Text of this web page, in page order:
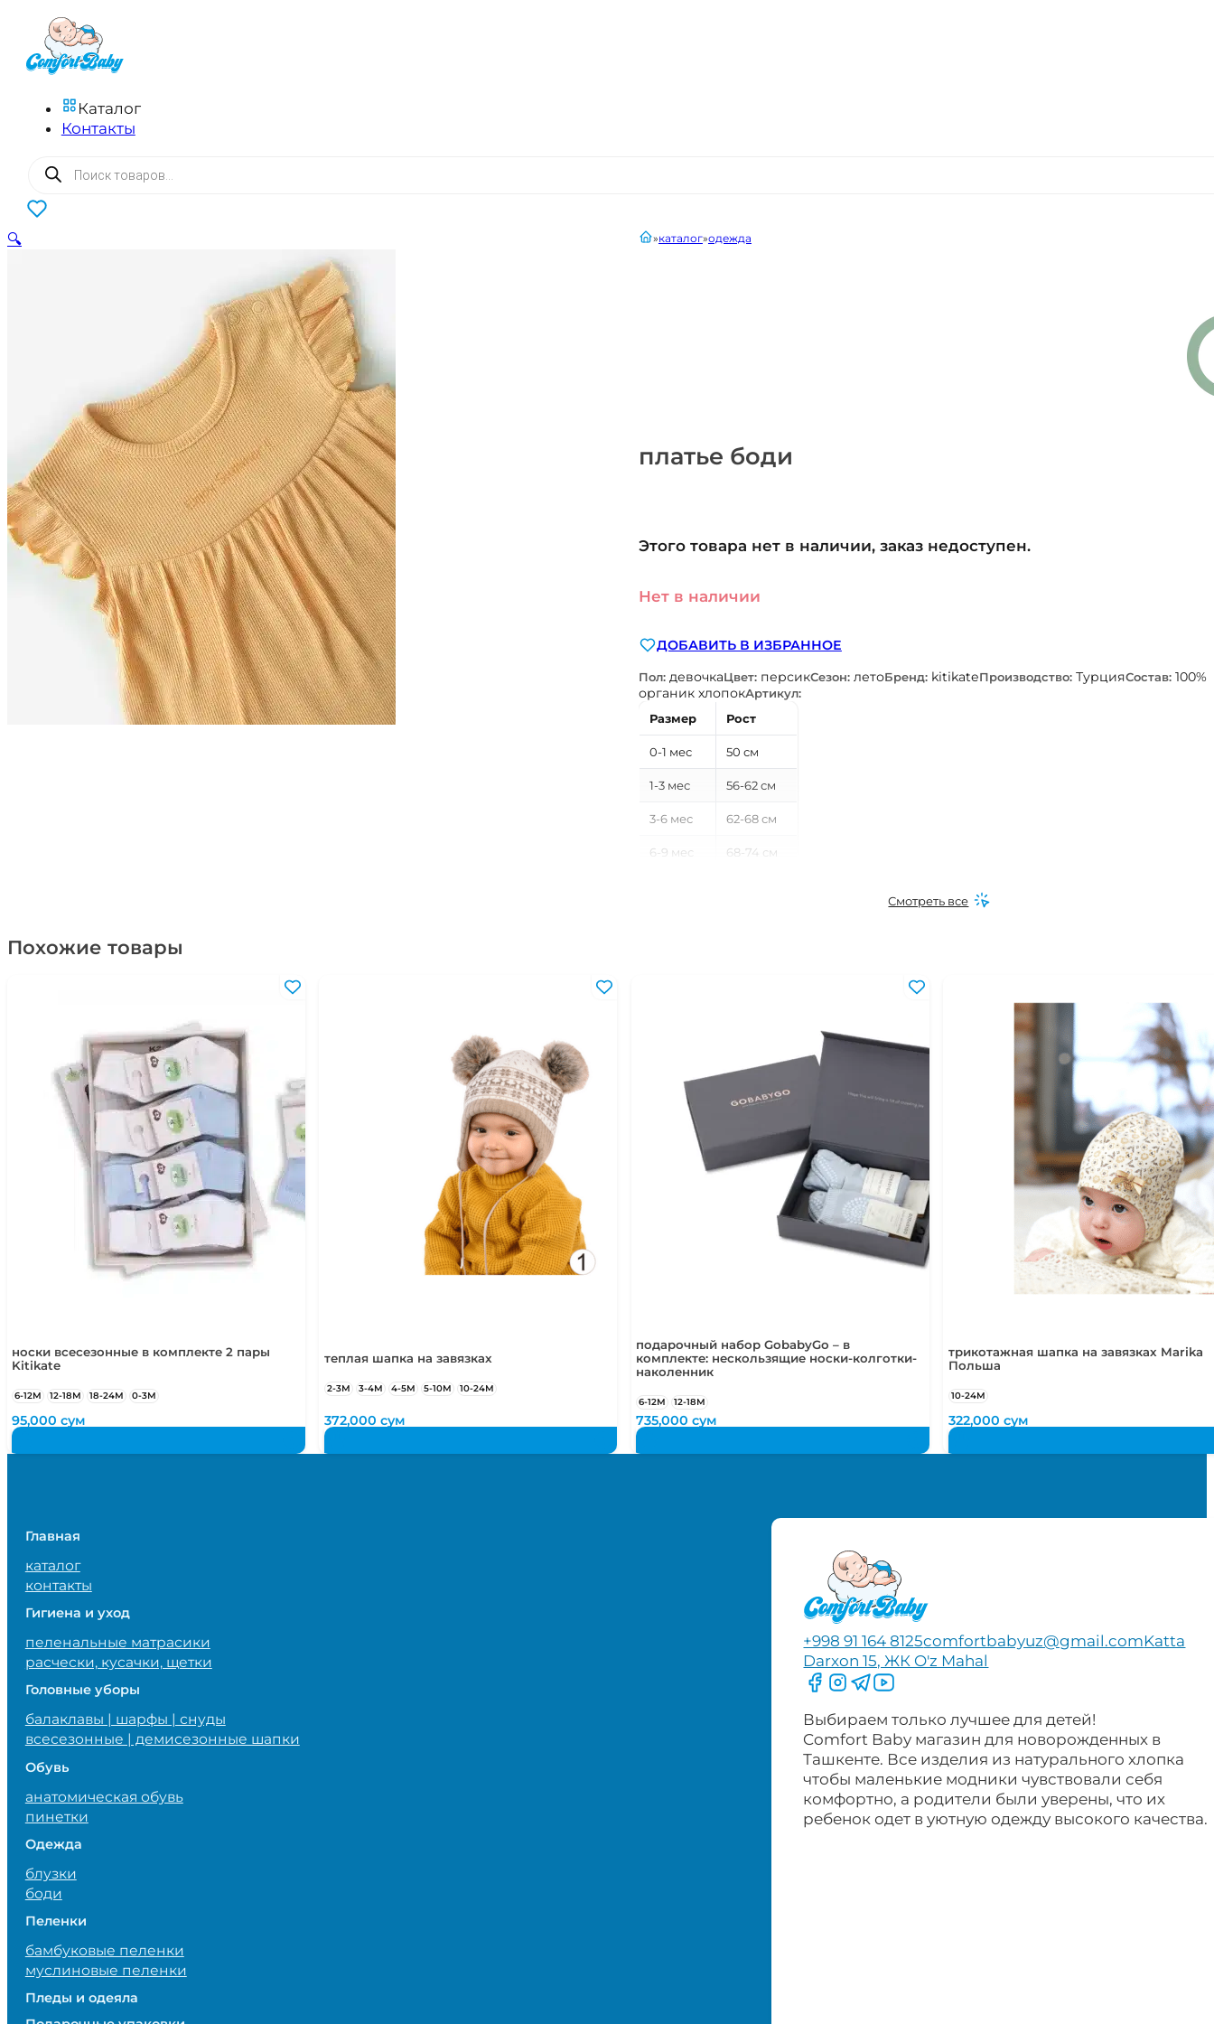
Каталог
Контакты
Поиск
товаров
0
платье боди
главнаякаталог одежда
Этого товара нет в наличии, заказ недоступен.
Нет в наличии
ДОБАВИТЬ В ИЗБРАННОЕ
Пол: девочкаЦвет: персикСезон: летоБренд: kitikateПроизводство: ТурцияСостав: 100%
органик хлопокАртикул:
Размер
Рост
0-1 мес 50 см
1-3 мес 56-62 см
3-6 мес 62-68 см
6-9 мес 68-74 см
5-6 лет
Смотреть все
🔍
Похожие товары
носки всесезонные в комплекте 2 пары
Kitikate
6-12М 12-18М 18-24М 0-3М
95,000сум
теплая шапка на завязках
2-3М 3-4М 4-5М 5-10М 10-24М
372,000 сум
подарочный набор GobabyGo – в
комплекте: нескользящие носки-колготки-
наколенник
6-12М 12-18М
735,000сум
трикотажная шапка на завязках Marika
Польша
10-24М
322,000 сум
Главная
каталог
контакты
Гигиена и уход
пеленальные матрасики
расчески, кусачки, щетки
Головные уборы
балаклавы | шарфы | снуды
всесезонные | демисезонные шапки
Обувь
анатомическая обувь
пинетки
Одежда
блузки
боди
Пеленки
бамбуковые пеленки
муслиновые пеленки
Пледы и одеяла
+998 91 164 8125comfortbabyuz@gmail.comKatta
Darxon 15, ЖК O'z Mahal
Следите за нами на Facebook
Следите за нами в Instagram
Следите за нами в Telegram
Следите за нами в YouTube
Выбираем только лучшее для детей!
Comfort Baby магазин для новорожденных в
Ташкенте. Все изделия из натурального хлопка
чтобы маленькие модники чувствовали себя
комфортно, а родители были уверены, что их
ребенок одет в уютную одежду высокого качества.